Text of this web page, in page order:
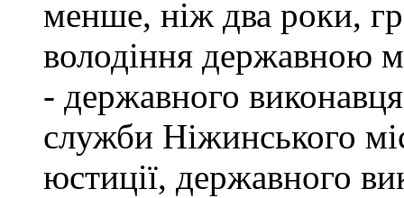
менше, ніж два роки,
володіння державною
- державного
служби Ніжинського
юстиції, державного